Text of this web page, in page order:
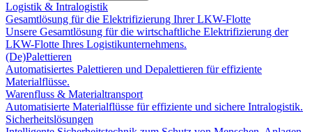
Logistik & Intralogistik
Gesamtlösung für die Elektrifizierung Ihrer LKW-Flotte
Unsere Gesamtlösung für die wirtschaftliche Elektrifizierung der
LKW-Flotte Ihres Logistikunternehmens.
(De)Palettieren
Automatisiertes Palettieren und Depalettieren für effiziente
Materialflüsse.
Warenfluss & Materialtransport
Automatisierte Materialflüsse für effiziente und sichere Intralogistik.
Sicherheitslösungen